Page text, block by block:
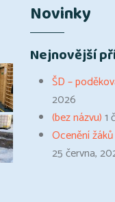
Novinky
Nejnovější
ŠD –
2026
(bez názvu)1
Ocenění
25 června,